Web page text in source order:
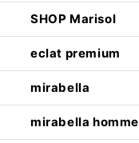
SHOP Marisol
eclat premium
mirabella
mirabella homme